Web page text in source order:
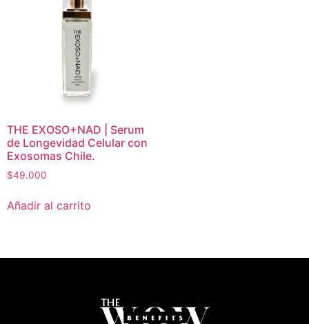
THE EXOSO+NAD | Serum
de Longevidad Celular con
Exosomas Chile.
$49.000
Añadir al carrito